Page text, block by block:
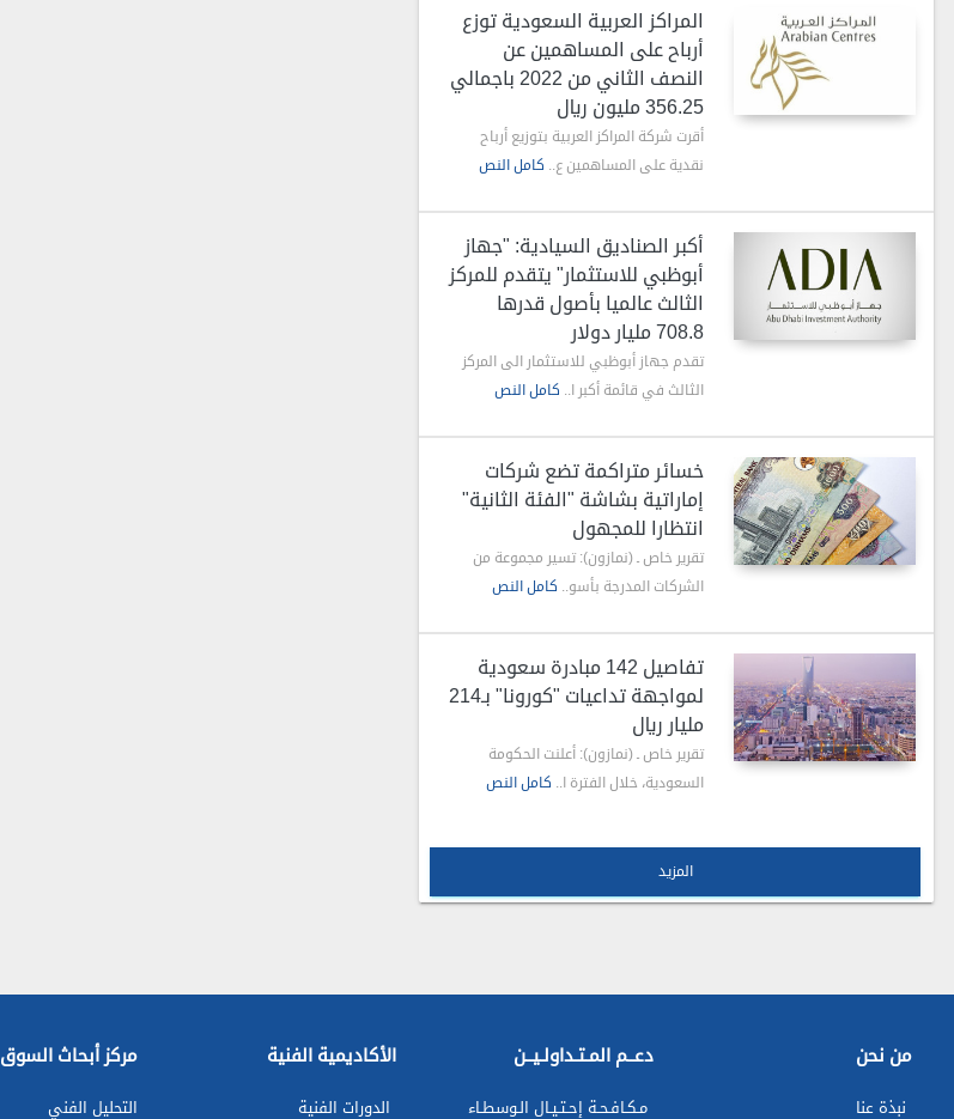
المراكز العربية السعودية توزع
أرباح على المساهمين عن
النصف الثاني من 2022 باجمالي
356.25 مليون ريال
أقرت شركة المراكز العربية بتوزيع أرباح
نقدية على المساهمين ع.. كامل النص
أكبر الصناديق السيادية: "جهاز
أبوظبي للاستثمار" يتقدم للمركز
الثالث عالميا بأصول قدرها
708.8 مليار دولار
تقدم جهاز أبوظبي للاستثمار الى المركز
الثالث في قائمة أكبر ا.. كامل النص
خسائر متراكمة تضع شركات
إماراتية بشاشة "الفئة الثانية"
انتظارا للمجهول
تقرير خاص ـ (نمازون): تسير مجموعة من
الشركات المدرجة بأسو.. كامل النص
تفاصيل 142 مبادرة سعودية
لمواجهة تداعيات "كورونا" بـ214
مليار ريال
تقرير خاص ـ (نمازون): أعلنت الحكومة
السعودية، خلال الفترة ا.. كامل النص
المزيد
من نحن
نبذة عنا
دعــم المـتـداولـيــن
مـكـافـحـة إحـتـيـال الـوسطـاء
الأكاديمية الفنية
الدورات الفنية
مركز أبحاث السوق
التحليل الفني